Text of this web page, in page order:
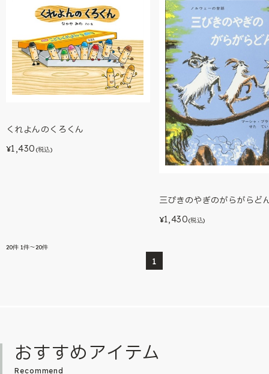
くれよんのくろくん
¥1,430 (税込)
三びきのやぎのがらがらど
¥1,430(税込)
20件 1件～20件
1
おすすめアイテム
Recommend